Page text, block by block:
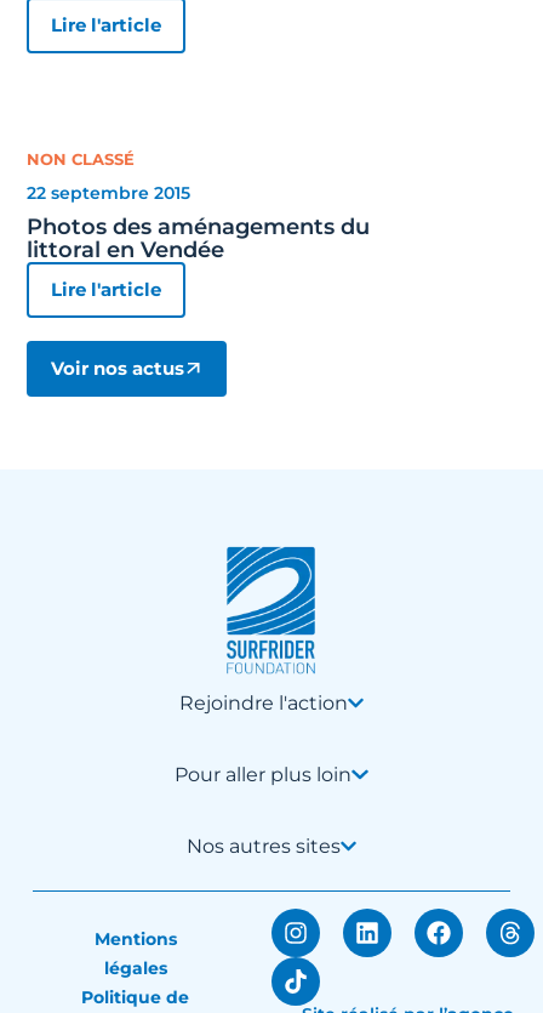
Lire l'article
NON CLASSÉ
22 septembre 2015
Photos des aménagements du
littoral en Vendée
Lire l'article
Voir nos actus
Rejoindre l'action
Pour aller plus loin
Nos autres sites
Mentions
légales
Politique de